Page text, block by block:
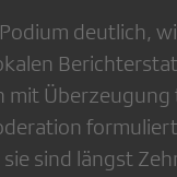
deutlich,
mit
sind längst